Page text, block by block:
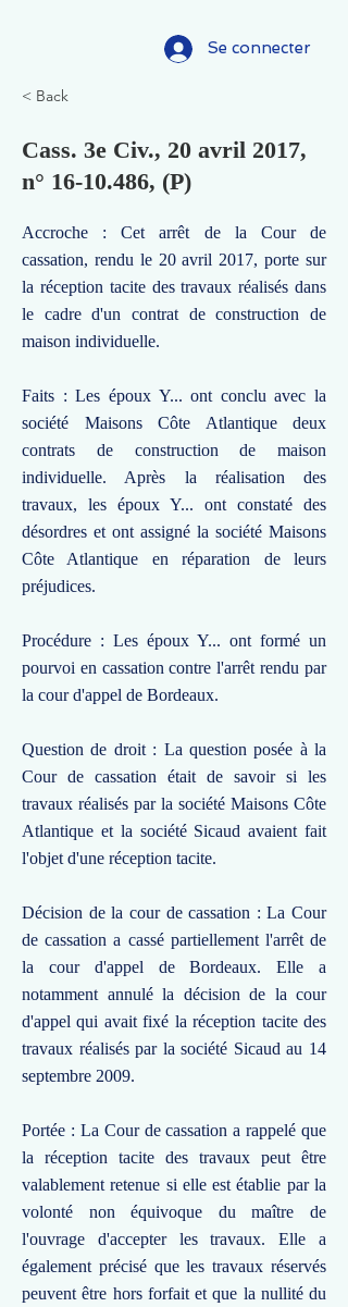
Se connecter
< Back
Cass. 3e Civ., 20 avril 2017,
n° 16-10.486, (P)
Accroche : Cet arrêt de la Cour de
cassation, rendu le 20 avril 2017, porte sur
la réception tacite des travaux réalisés dans
le cadre d'un contrat de construction de
maison individuelle.
Faits : Les époux Y... ont conclu avec la
société Maisons Côte Atlantique deux
contrats de construction de maison
individuelle. Après la réalisation des
travaux, les époux Y... ont constaté des
désordres et ont assigné la société Maisons
Côte Atlantique en réparation de leurs
préjudices.
Procédure : Les époux Y... ont formé un
pourvoi en cassation contre l'arrêt rendu par
la cour d'appel de Bordeaux.
Question de droit : La question posée à la
Cour de cassation était de savoir si les
travaux réalisés par la société Maisons Côte
Atlantique et la société Sicaud avaient fait
l'objet d'une réception tacite.
Décision de la cour de cassation : La Cour
de cassation a cassé partiellement l'arrêt de
la cour d'appel de Bordeaux. Elle a
notamment annulé la décision de la cour
d'appel qui avait fixé la réception tacite des
travaux réalisés par la société Sicaud au 14
septembre 2009.
Portée : La Cour de cassation a rappelé que
la réception tacite des travaux peut être
valablement retenue si elle est établie par la
volonté non équivoque du maître de
l'ouvrage d'accepter les travaux. Elle a
également précisé que les travaux réservés
peuvent être hors forfait et que la nullité du